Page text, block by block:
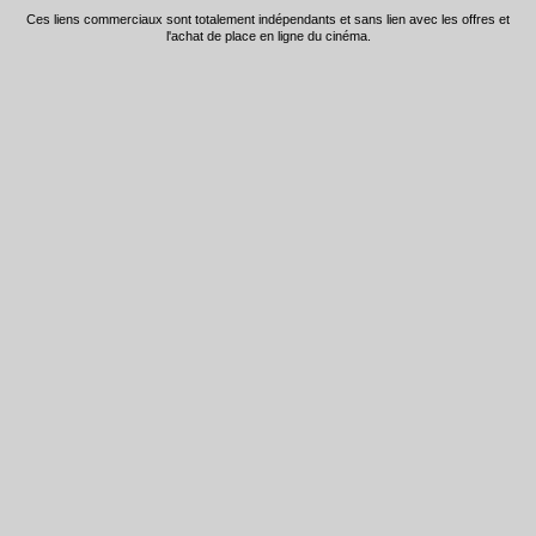
Ces liens commerciaux sont totalement indépendants et sans lien avec les offres et
l'achat de place en ligne du cinéma.